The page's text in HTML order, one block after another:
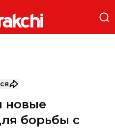
новые
борьбы с